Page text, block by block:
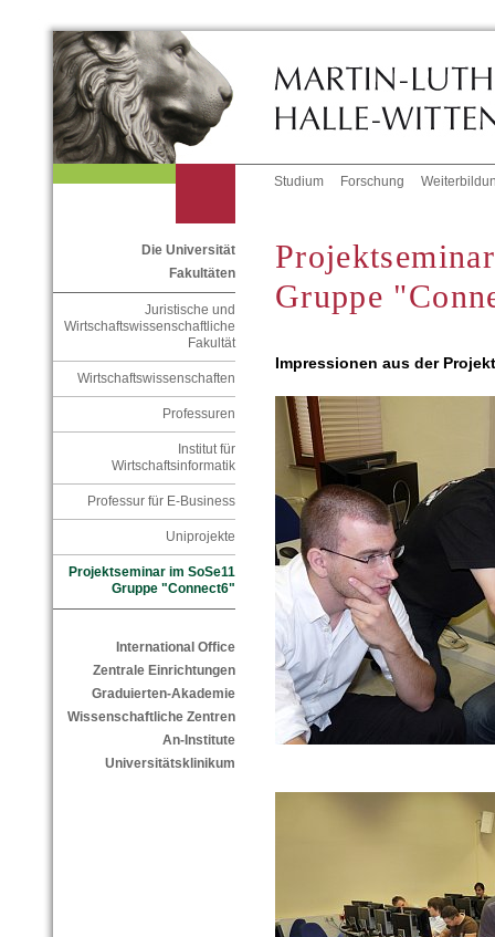
Studium Forschung
Die Universität
Fakultäten
Juristische und
Wirtschaftswissenschaftliche
Fakultät
Wirtschaftswissenschaften
Professuren
Institut für
Wirtschaftsinformatik
Professur für E-Business
Uniprojekte
Projektseminar im SoSe11
Gruppe "Connect6"
International Office
Zentrale Einrichtungen
Graduierten-Akademie
Wissenschaftliche Zentren
An-Institute
Universitätsklinikum
Gruppe
Impressionen aus der